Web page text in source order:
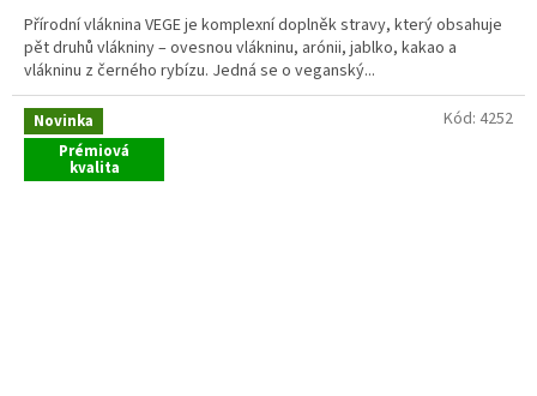
Přírodní vláknina VEGE je komplexní doplněk stravy, který obsahuje
pět druhů vlákniny – ovesnou vlákninu, arónii, jablko, kakao a
vlákninu z černého rybízu. Jedná se o veganský...
Novinka
Prémiová
kvalita
Kód: 4252